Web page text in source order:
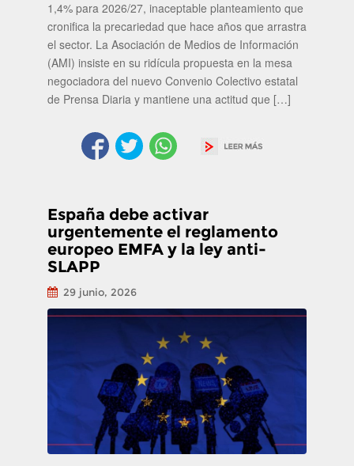
1,4% para 2026/27, inaceptable planteamiento que
cronifica la precariedad que hace años que arrastra
el sector. La Asociación de Medios de Información
(AMI) insiste en su ridícula propuesta en la mesa
negociadora del nuevo Convenio Colectivo estatal
de Prensa Diaria y mantiene una actitud que […]
España debe activar
urgentemente el reglamento
europeo EMFA y la ley anti-
SLAPP
29 junio, 2026